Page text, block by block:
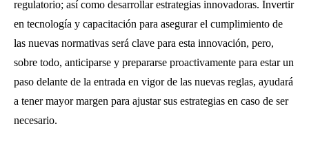
regulatorio; así como desarrollar estrategias innovadoras. Invertir
en tecnología y capacitación para asegurar el cumplimiento de
las nuevas normativas será clave para esta innovación, pero,
sobre todo, anticiparse y prepararse proactivamente para estar un
paso delante de la entrada en vigor de las nuevas reglas, ayudará
a tener mayor margen para ajustar sus estrategias en caso de ser
necesario.